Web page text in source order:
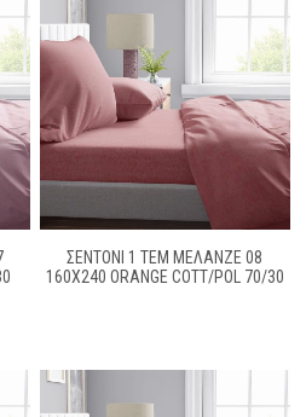
ΣΕΝΤΟΝΙ 1 ΤΕΜ ΜΕΛΑΝΖΈ 08
160Χ240 ORANGE COTT/POL 70/30